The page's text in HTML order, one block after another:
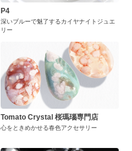
P4
深いブルーで魅了するカイヤナイトジュエ
リー
Tomato Crystal 桜瑪瑙専門店
心をときめかせる春色アクセサリー